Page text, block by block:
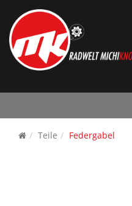
Teile Federgabel